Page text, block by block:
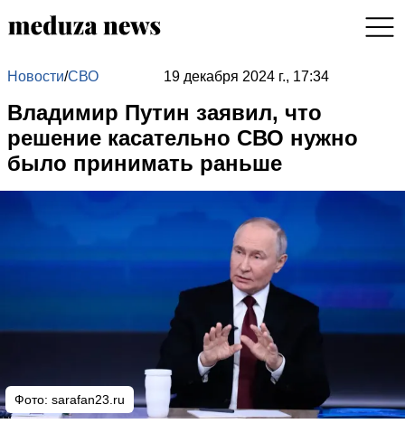
Новости/СВО 19 декабря 2024 г., 17:34
Владимир Путин заявил, что
решение касательно СВО нужно
было принимать раньше
Фото: sarafan23.ru